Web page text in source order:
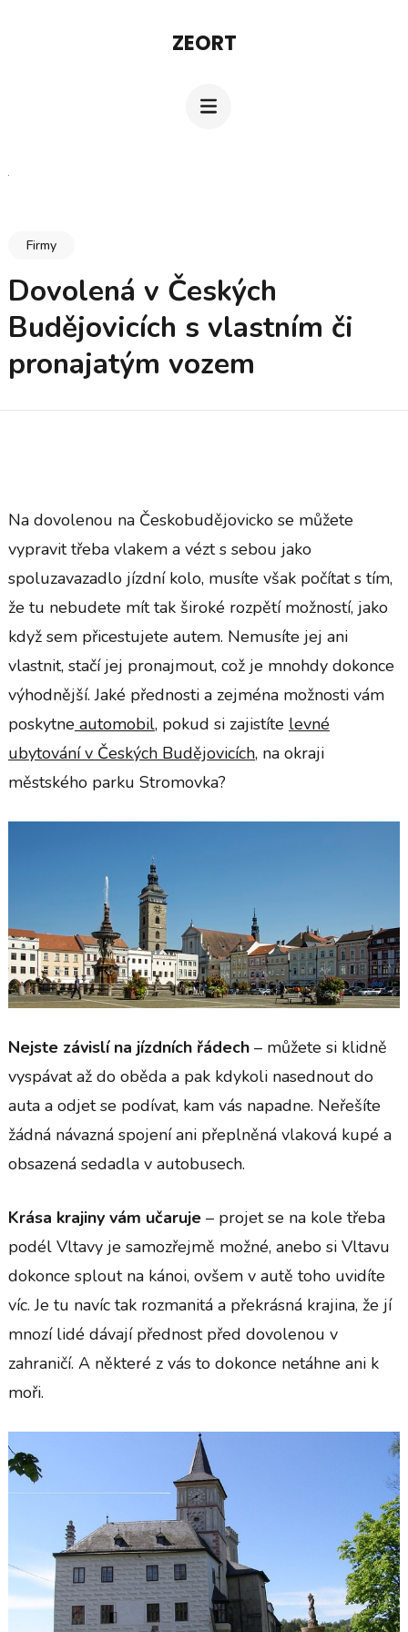
ZEORT
Firmy
Dovolená v Českých
Budějovicích s vlastním či
pronajatým vozem
Na dovolenou na Českobudějovicko se můžete
vypravit třeba vlakem a vézt s sebou jako
spoluzavazadlo jízdní kolo, musíte však počítat s tím,
že tu nebudete mít tak široké rozpětí možností, jako
když sem přicestujete autem. Nemusíte jej ani
vlastnit, stačí jej pronajmout, což je mnohdy dokonce
výhodnější. Jaké přednosti a zejména možnosti vám
poskytne automobil, pokud si zajistíte levné
ubytování v Českých Budějovicích, na okraji
městského parku Stromovka?
Nejste závislí na jízdních řádech– můžete si klidně
vyspávat až do oběda a pak kdykoli nasednout do
auta a odjet se podívat, kam vás napadne. Neřešíte
žádná návazná spojení ani přeplněná vlaková kupé a
obsazená sedadla v autobusech.
Krása krajiny vám učaruje– projet se na kole třeba
podél Vltavy je samozřejmě možné, anebo si Vltavu
dokonce splout na kánoi, ovšem v autě toho uvidíte
víc. Je tu navíc tak rozmanitá a překrásná krajina, že jí
mnozí lidé dávají přednost před dovolenou v
zahraničí. A některé z vás to dokonce netáhne ani k
moři.